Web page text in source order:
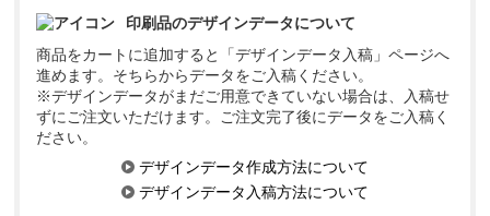
印刷品のデザインデータについて
商品をカートに追加すると「デザインデータ入稿」ページへ
進めます。そちらからデータをご入稿ください。
※デザインデータがまだご用意できていない場合は、入稿せ
ずにご注文いただけます。ご注文完了後にデータをご入稿く
ださい。
デザインデータ作成方法について
デザインデータ入稿方法について